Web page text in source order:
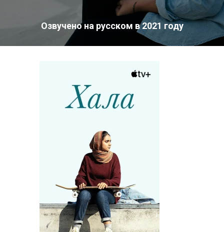
Озвучено на русском в 2021 году